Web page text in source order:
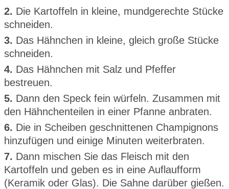
2. Die Kartoffeln in kleine, mundgerechte Stücke
schneiden.
3. Das Hähnchen in kleine, gleich große Stücke
schneiden.
4. Das Hähnchen mit Salz und Pfeffer
bestreuen.
5. Dann den Speck fein würfeln. Zusammen mit
den Hähnchenteilen in einer Pfanne anbraten.
6. Die in Scheiben geschnittenen Champignons
hinzufügen und einige Minuten weiterbraten.
7. Dann mischen Sie das Fleisch mit den
Kartoffeln und geben es in eine Auflaufform
(Keramik oder Glas). Die Sahne darüber gießen.